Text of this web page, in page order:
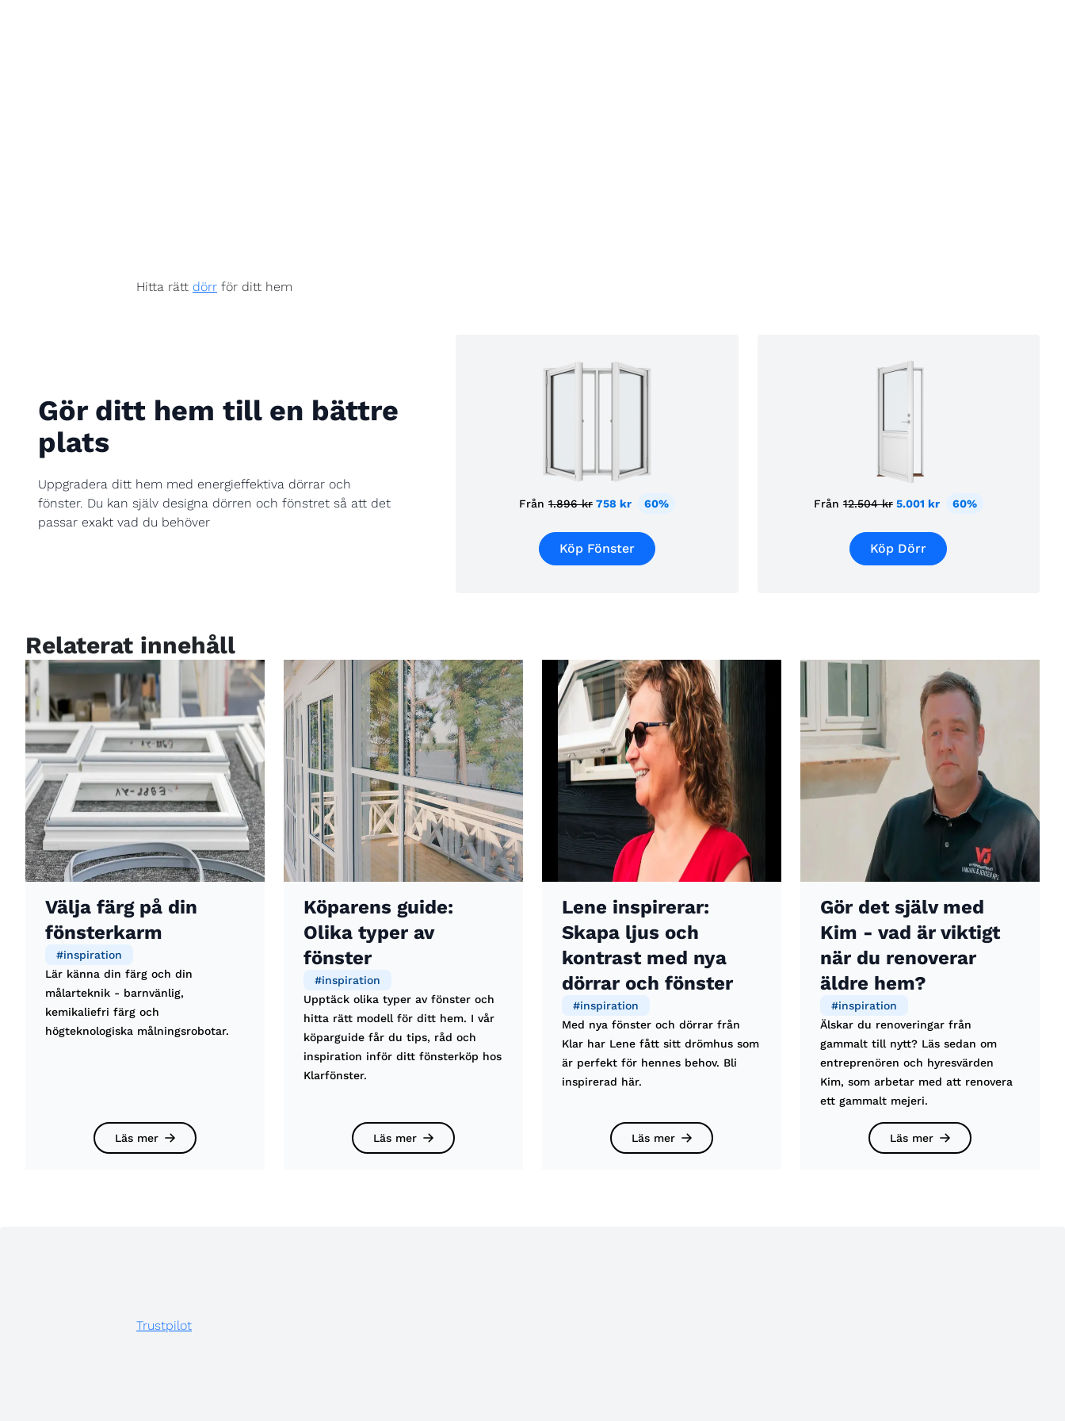
Hitta rätt dörr för ditt hem
Gör ditt hem till en bättre
plats
Uppgradera ditt hem med energieffektiva dörrar och
fönster. Du kan själv designa dörren och fönstret så att det
passar exakt vad du behöver
Från 1.896 kr 758 kr 60%
Köp Fönster
Från 12.504 kr 5.001 kr 60%
Köp Dörr
Relaterat innehåll
Välja färg på din
fönsterkarm
#inspiration
Lär känna din färg och din
målarteknik - barnvänlig,
kemikaliefri färg och
högteknologiska målningsrobotar.
Läs mer
Köparens guide:
Olika typer av
fönster
#inspiration
Upptäck olika typer av fönster och
hitta rätt modell för ditt hem. I vår
köparguide får du tips, råd och
inspiration inför ditt fönsterköp hos
Klarfönster.
Läs mer
Lene inspirerar:
Skapa ljus och
kontrast med nya
dörrar och fönster
#inspiration
Med nya fönster och dörrar från
Klar har Lene fått sitt drömhus som
är perfekt för hennes behov. Bli
inspirerad här.
Läs mer
Gör det själv med
Kim - vad är viktigt
när du renoverar
äldre hem?
#inspiration
Älskar du renoveringar från
gammalt till nytt? Läs sedan om
entreprenören och hyresvärden
Kim, som arbetar med att renovera
ett gammalt mejeri.
Läs mer
Trustpilot